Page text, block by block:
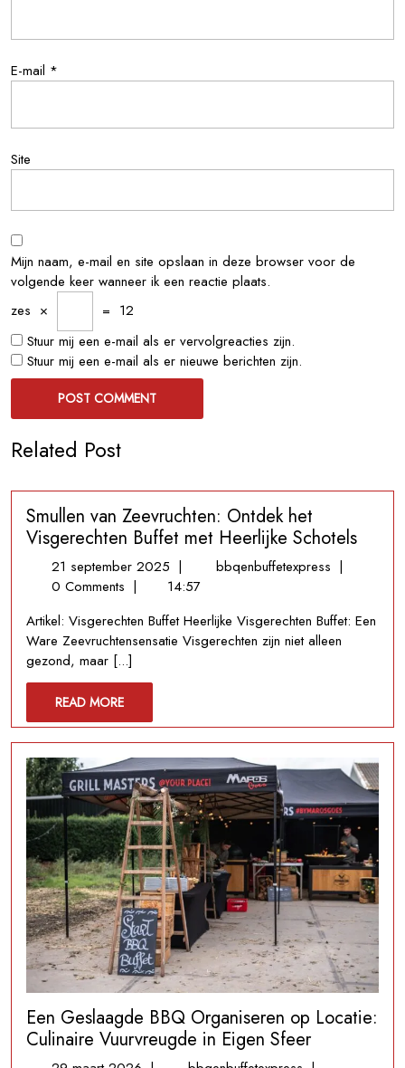
E-mail *
Site
Mijn naam, e-mail en site opslaan in deze browser voor de
volgende keer wanneer ik een reactie plaats.
zes × = 12
Stuur mij een e-mail als er vervolgreacties zijn.
Stuur mij een e-mail als er nieuwe berichten zijn.
Related Post
Smullen van Zeevruchten: Ontdek het
Visgerechten Buffet met Heerlijke Schotels
21 september 2025 21
september
| bbqenbuffetexpress Smullen
Ontdek
het
Heerlijke
Schotels
|
0 Comments |
14:57
Artikel: Visgerechten Buffet Heerlijke Visgerechten Buffet: Een
Ware Zeevruchtensensatie Visgerechten zijn niet alleen
gezond, maar [...]
READ MOREREAD
MORE
Een Geslaagde BBQ Organiseren op Locatie:
Culinaire Vuurvreugde in Eigen Sfeer